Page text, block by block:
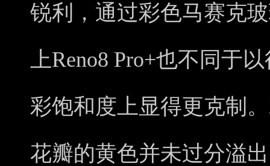
锐利，通过彩色马赛克
上Reno8 Pro+也不同于
彩饱和度上显得更克制
花瓣的黄色并未过分溢